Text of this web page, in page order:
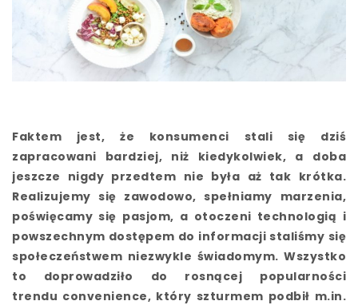
Faktem jest, że konsumenci stali się dziś
zapracowani bardziej, niż kiedykolwiek, a doba
jeszcze nigdy przedtem nie była aż tak krótka.
Realizujemy się zawodowo, spełniamy marzenia,
poświęcamy się pasjom, a otoczeni technologią i
powszechnym dostępem do informacji staliśmy się
społeczeństwem niezwykle świadomym. Wszystko
to doprowadziło do rosnącej popularności
trendu convenience, który szturmem podbił m.in.